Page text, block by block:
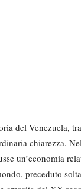
del Venezuela,
chiarezza.
un’economia
preceduto